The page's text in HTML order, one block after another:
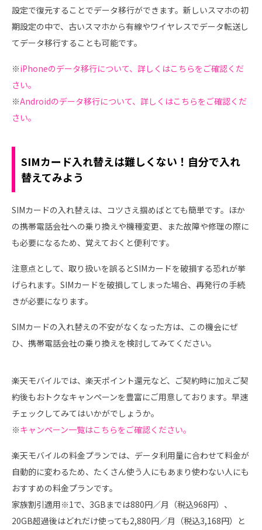
設定で復元することでデータ移行ができます。新しいスマホの初
期設定の中で、古いスマホから有線やワイヤレスでデータ転送し
てデータ移行することも可能です。
※iPhoneのデータ移行について、詳しくはこちらをご確認くだ
さい。
※Androidのデータ移行について、詳しくはこちらをご確認くだ
さい。
SIMカード入れ替えは難しくない！自分で入れ
替えてみよう
SIMカードの入れ替えは、コツさえ掴めばとても簡単です。ほか
の携帯電話会社への乗り換えや機種変更、また故障や修理の際に
も必要になるため、覚えておくと便利です。
注意点として、取り扱いを誤るとSIMカードを破損する恐れが挙
げられます。SIMカードを破損してしまった場合、再発行の手続
きが必要になります。
SIMカードの入れ替えの不安がなくなった方は、この機会にぜ
ひ、携帯電話会社の乗り換えを検討してみてください。
楽天モバイルでは、楽天ポイント還元など、ご契約時に加えご契
約後もおトクなキャンペーンを豊富にご用意しております。早速
チェックしてみてはいかがでしょうか。
※キャンペーン一覧はこちらをご確認ください。
楽天モバイルの料金プランでは、データ利用量に合わせて料金が
自動的に変わるため、たくさん使う人にもあまり使わない人にも
おすすめの料金プランです。
家族割引適用※1で、3GBまでは880円／月（税込968円）、
20GB超過後はどれだけ使っても2,880円／月（税込3,168円）と